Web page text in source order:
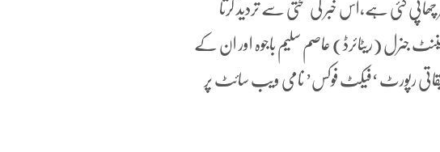
چھاپی گئی ہے،اس خبر کی سختی سے تردید کرتا
جنرل (ریٹائرڈ) عاصم سلیم باجوہ اور ان کے
رپورٹ ‘فیکٹ فوکس’ نامی ویب سائٹ پر